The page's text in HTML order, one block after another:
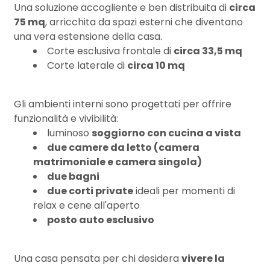
Una soluzione accogliente e ben distribuita di circa
75 mq, arricchita da spazi esterni che diventano
una vera estensione della casa.
Corte esclusiva frontale di circa 33,5 mq
Corte laterale di circa 10 mq
Gli ambienti interni sono progettati per offrire
funzionalità e vivibilità:
luminoso soggiorno con cucina a vista
due camere da letto (camera
matrimoniale e camera singola)
due bagni
due corti privateideali per momenti di
relax e cene all'aperto
posto auto esclusivo
Una casa pensata per chi desideravivere la
5
5+
Camere
minime
Qualsiasi
1